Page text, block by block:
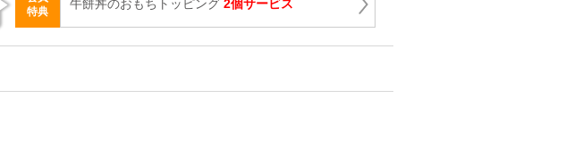
特典
牛餅丼のおもちトッピング 2個サービス